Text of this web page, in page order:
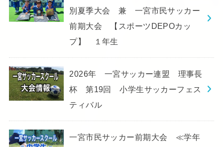
別夏季大会 兼 一宮市民サッカー
前期大会 【スポーツDEPOカッ
プ】 １年生
2026年 一宮サッカー連盟 理事長
杯 第19回 小学生サッカーフェス
ティバル
一宮市民サッカー前期大会 ≪学年